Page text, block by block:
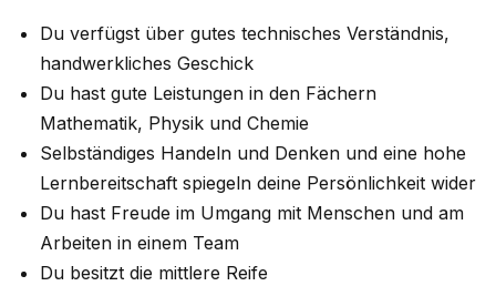
Du verfügst über gutes technisches Verständnis,
handwerkliches Geschick
Du hast gute Leistungen in den Fächern
Mathematik, Physik und Chemie
Selbständiges Handeln und Denken und eine hohe
Lernbereitschaft spiegeln deine Persönlichkeit wider
Du hast Freude im Umgang mit Menschen und am
Arbeiten in einem Team
Du besitzt die mittlere Reife